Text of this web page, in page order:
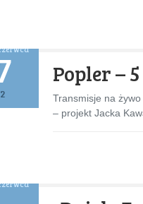
Popler –
Transmisje na
– projekt Jacka